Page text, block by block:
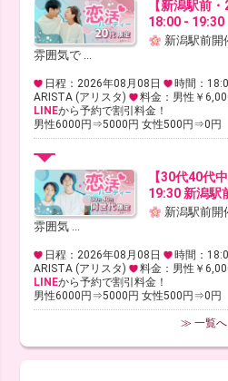
【新潟駅前
18:00 -
新潟駅前開
雰囲気で ...
日程：2026年08月08日 時間：
ARISTA (アリスタ)
料金：男性￥
LINEから予約で割引料金！
男性6000円⇒5000円 女性500円⇒0円
【30代40代
19:30 新潟駅
新潟駅前開
雰囲気 ...
日程：2026年08月08日 時間：
ARISTA (アリスタ)
料金：男性￥
LINEから予約で割引料金！
男性6000円⇒5000円 女性500円⇒0円
≫ 一覧へ